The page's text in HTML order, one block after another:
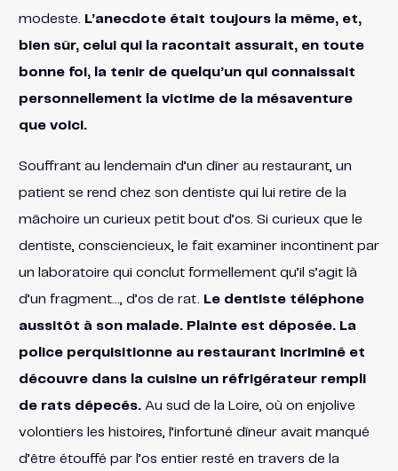
modeste.
L’anecdote était toujours la même, et,
bien sûr, celui qui la racontait assurait, en toute
bonne foi, la tenir de quelqu’un qui connaissait
personnellement la victime de la mésaventure
que voici.
Souffrant au lendemain d’un dîner au restaurant, un
patient se rend chez son dentiste qui lui retire de la
mâchoire un curieux petit bout d’os. Si curieux que le
dentiste, consciencieux, le fait examiner incontinent par
un laboratoire qui conclut formellement qu’il s’agit là
d’un fragment…, d’os de rat.
Le dentiste téléphone
aussitôt à son malade. Plainte est déposée. La
police perquisitionne au restaurant incriminé et
découvre dans la cuisine un réfrigérateur rempli
de rats dépecés.Au sud de la Loire, où on enjolive
volontiers les histoires, l’infortuné dîneur avait manqué
d’être étouffé par l’os entier resté en travers de la